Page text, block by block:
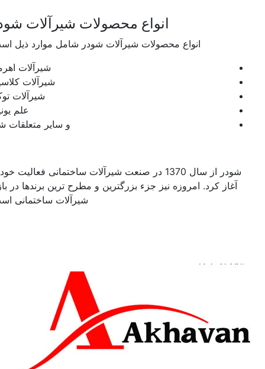
انواع محصولات شیرآلات شودر
انواع محصولات شیرآلات شودر شامل موارد ذیل است:
شیرآلات اهرمی
شیرآلات کلاسیک
شیرآلات توکار
علم یونیکا
و سایر متعلقات شیر
شودر از سال 1370 در صنعت شیرآلات ساختمانی فعالیت خود را
آغاز کرد. امروزه نیز جزء بزرگترین و مطرح ترین برندها در بازار
شیرآلات ساختمانی است.